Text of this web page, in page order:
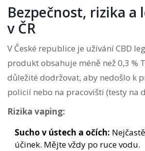
Bezpečnost, rizika a
v ČR
V České republice je užívání CBD
produkt obsahuje méně než 0,3 %
důležité dodržovat, aby nedošlo k
policií nebo na pracovišti (testy na
Rizika vaping:
Sucho v ústech a očích:
účinek. Mějte vždy po ruce vodu.